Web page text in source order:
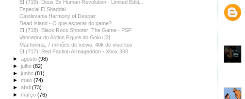
EI (719): Deus Ex Human Revolution - Limited Editi...
Especial El Shaddai
Castlevania Harmony of Despair
Dead Island - O que esperar do game?
EI (718): Black Rock Shooter: The Game - PSP
Vencedor do Action Figure do Goku [2]
Machinima, 7 milhões de views, 40k de inscritos
EI (717): Red Faction Armageddon - Xbox 360
►agosto(98)
►julho(82)
►junho(81)
►maio(74)
►abril(73)
►março(76)